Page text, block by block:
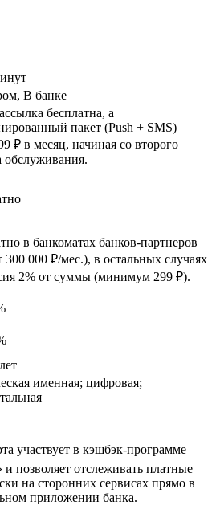
В банке
бесплатна, а
пакет (Push + SMS)
₽ в месяц, начиная со второго
обслуживания.
в банкоматах банков-партнеров
300 000 ₽/мес.), в остальных случаях
2% от суммы (минимум 299 ₽).
именная; цифровая;
участвует в кэшбэк-программе
позволяет отслеживать платные
на сторонних сервисах прямо в
приложении банка.